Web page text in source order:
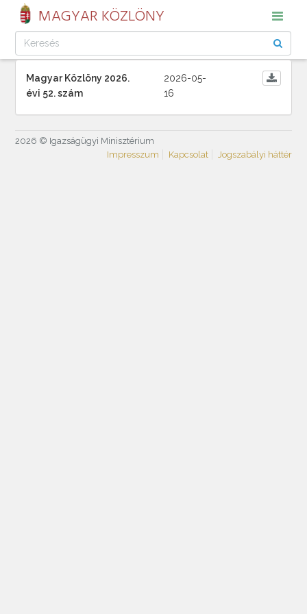
MAGYAR KÖZLÖNY
Magyar Közlöny 2026.
évi 52. szám
2026-05-
16
2026 © Igazságügyi Minisztérium
Impresszum
Kapcsolat Jogszabályi háttér